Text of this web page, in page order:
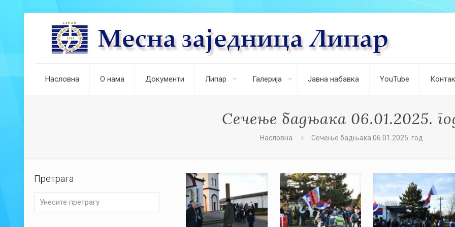
Насловна О нама Документи Липар Галерија Јавна набавка YouTube
Сечење бадњака 06.01.2025.
Насловна Сечење бадњака 06.01.2025. год
Претрага